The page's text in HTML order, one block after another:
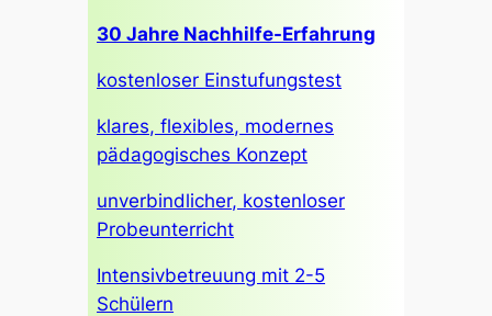
30 Jahre Nachhilfe-Erfahrung
kostenloser Einstufungstest
klares, flexibles, modernes
pädagogisches Konzept
unverbindlicher, kostenloser
Probeunterricht
Intensivbetreuung mit 2-5
Schülern